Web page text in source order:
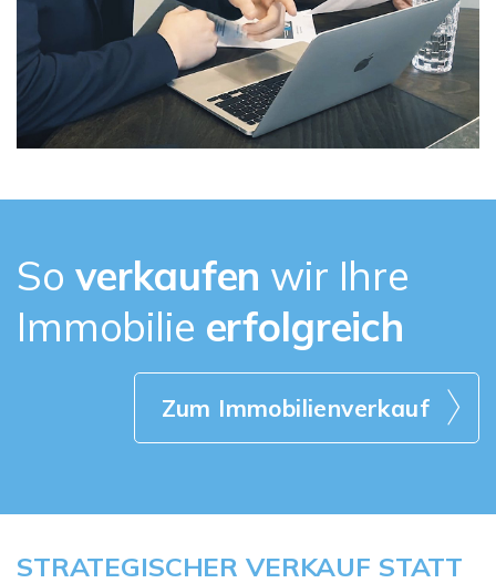
So verkaufen wir Ihre
Immobilie erfolgreich
Zum Immobilienverkauf
STRATEGISCHER VERKAUF STATT